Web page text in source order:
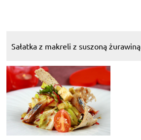
Sałatka z makreli z suszoną żurawiną